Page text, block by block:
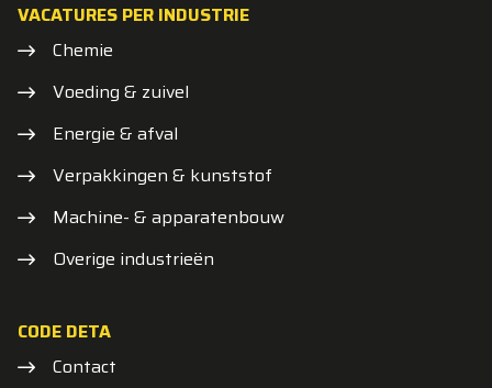
VACATURES PER INDUSTRIE
Chemie
Voeding & zuivel
Energie & afval
Verpakkingen & kunststof
Machine- & apparatenbouw
Overige industrieën
CODE DETA
Contact